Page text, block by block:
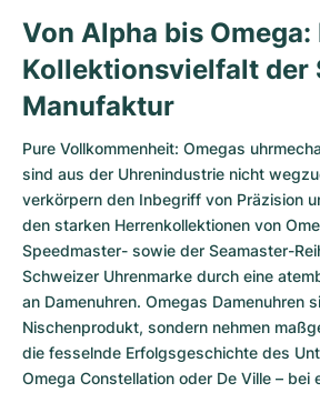
Von Alpha bis Omega:
Kollektionsvielfalt der
Manufaktur
Pure Vollkommenheit: Omegas
sind aus der Uhrenindustrie nicht
verkörpern den Inbegriff von Präzision
den starken Herrenkollektionen von
Speedmaster- sowie der Seamaster-
Schweizer Uhrenmarke durch eine
an Damenuhren. Omegas Damenuhren
Nischenprodukt, sondern nehmen
die fesselnde Erfolgsgeschichte des
Omega Constellation oder De Ville – bei